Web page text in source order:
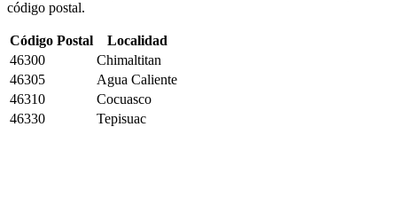
código postal.
Código Postal
Localidad
46300
Chimaltitan
46305
Agua Caliente
46310
Cocuasco
46330
Tepisuac